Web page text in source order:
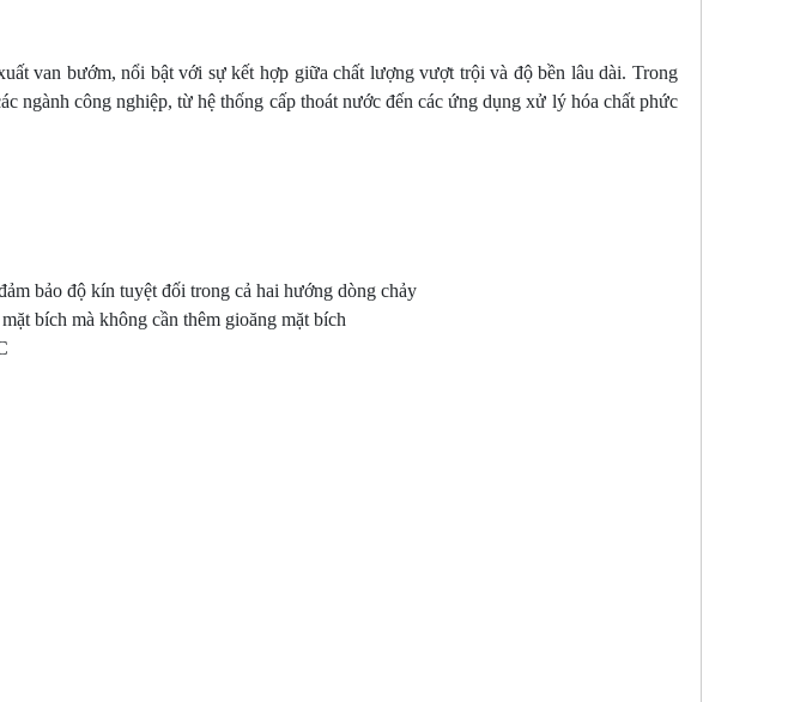
van bướm, nổi bật với sự kết hợp giữa chất lượng vượt trội và độ bền lâu dài. Trong
ngành công nghiệp, từ hệ thống cấp thoát nước đến các ứng dụng xử lý hóa chất phức
bảo độ kín tuyệt đối trong cả hai hướng dòng chảy
bích mà không cần thêm gioăng mặt bích